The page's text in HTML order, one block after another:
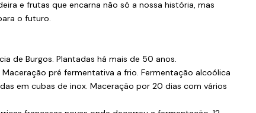
e frutas que encarna não só a nossa história, mas
o futuro.
de Burgos. Plantadas há mais de 50 anos.
Maceração pré fermentativa a frio. Fermentação alcoólica
em cubas de inox. Maceração por 20 dias com vários